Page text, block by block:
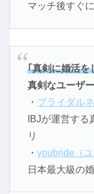
マッチ後すぐ
｢真剣に婚活を
真剣なユーザ
・ ブライダル
IBJが運営す
リ
・ youbride（ユ
日本最大級の